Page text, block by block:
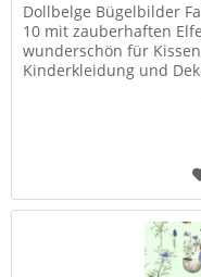
Dollbelge Bügelbilder
10 mit zauberhaften
wunderschön für
Kinderkleidung und